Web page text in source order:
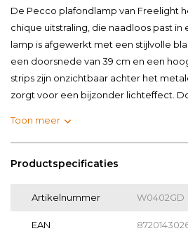
De Pecco plafondlamp van Freelight
chique uitstraling, die naadloos past
lamp is afgewerkt met een stijlvolle
een doorsnede van 39 cm en een
strips zijn onzichtbaar achter het
zorgt voor een bijzonder lichteffect.
Toon meer
Productspecificaties
Artikelnummer W0402GD
EAN